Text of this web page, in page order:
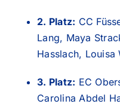
2. Platz: CC
Lang, Maya
Hasslach, Louisa
3. Platz: EC
Carolina Abdel